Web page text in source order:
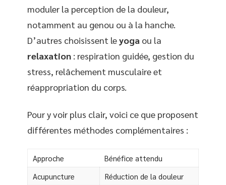
moduler la perception de la douleur,
notamment au genou ou à la hanche.
D’autres choisissent leyoga ou la
relaxation : respiration guidée, gestion du
stress, relâchement musculaire et
réappropriation du corps.
Pour y voir plus clair, voici ce que proposent
différentes méthodes complémentaires :
Approche
Bénéfice attendu
Acupuncture
Réduction de la douleur